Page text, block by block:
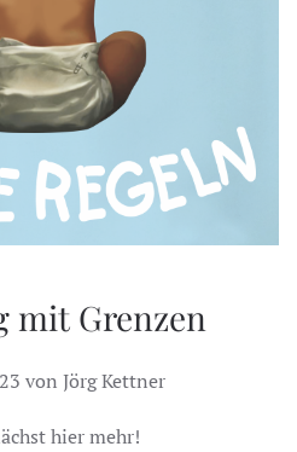
mit Grenzen
von Jörg Kettner
hier mehr!